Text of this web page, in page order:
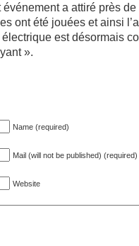
a attiré près
ont été jouées et ainsi
est désormais
».
Name (required)
Mail (will not be published) (required)
Website